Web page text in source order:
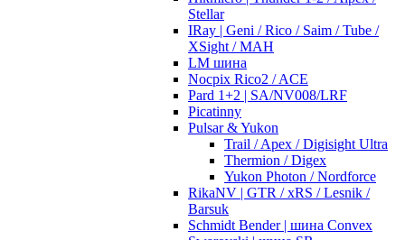
Stellar
IRay | Geni / Rico / Saim / Tube /
XSight / MAH
LM шина
Nocpix Rico2 / ACE
Pard 1+2 | SA/NV008/LRF
Picatinny
Pulsar & Yukon
Trail / Apex / Digisight Ultra
Thermion / Digex
Yukon Photon / Nordforce
RikaNV | GTR / xRS / Lesnik /
Barsuk
Schmidt Bender | шина Convex